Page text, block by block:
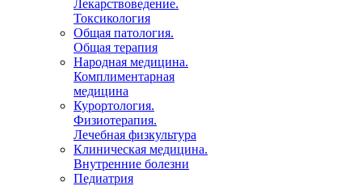
Лекарствоведение.
Токсикология
Общая патология.
Общая терапия
Народная медицина.
Комплиментарная
медицина
Курортология.
Физиотерапия.
Лечебная физкультура
Клиническая медицина.
Внутренние болезни
Педиатрия